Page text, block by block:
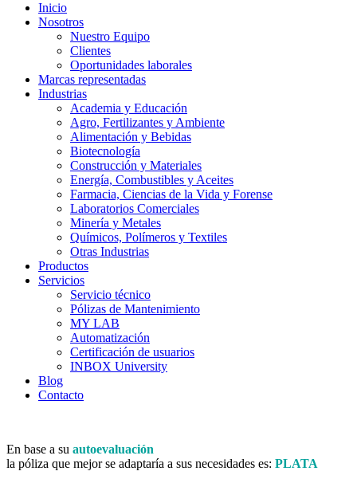
Inicio
Nosotros
Nuestro Equipo
Clientes
Oportunidades laborales
Marcas representadas
Industrias
Academia y Educación
Agro, Fertilizantes y Ambiente
Alimentación y Bebidas
Biotecnología
Construcción y Materiales
Energía, Combustibles y Aceites
Farmacia, Ciencias de la Vida y Forense
Laboratorios Comerciales
Minería y Metales
Químicos, Polímeros y Textiles
Otras Industrias
Productos
Servicios
Servicio técnico
Pólizas de Mantenimiento
MY LAB
Automatización
Certificación de usuarios
INBOX University
Blog
Contacto
En base a su autoevaluación
la póliza que mejor se adaptaría a sus necesidades es: PLATA